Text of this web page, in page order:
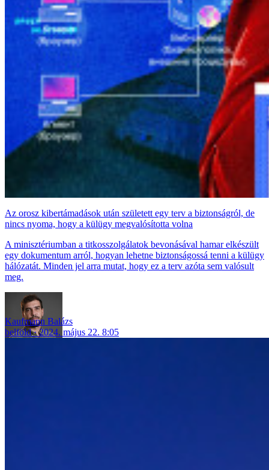
Az orosz kibertámadások után született egy terv a biztonságról, de
nincs nyoma, hogy a külügy megvalósította volna
A minisztériumban a titkosszolgálatok bevonásával hamar elkészült
egy dokumentum arról, hogyan lehetne biztonságossá tenni a külügy
hálózatát. Minden jel arra mutat, hogy ez a terv azóta sem valósult
meg.
Kaufmann Balázs
belföld
2024. május 22. 8:05